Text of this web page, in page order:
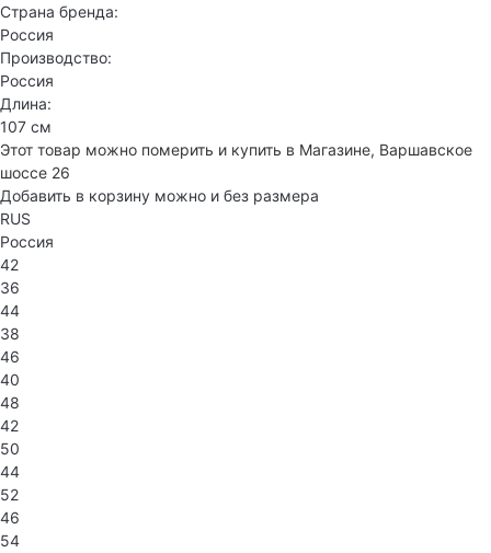
Страна бренда:
Россия
Производство:
Россия
Длина:
107 см
Этот товар можно померить и купить в Магазине, Варшавское
шоссе 26
Добавить в корзину можно и без размера
RUS
Россия
42
36
44
38
46
40
48
42
50
44
52
46
54